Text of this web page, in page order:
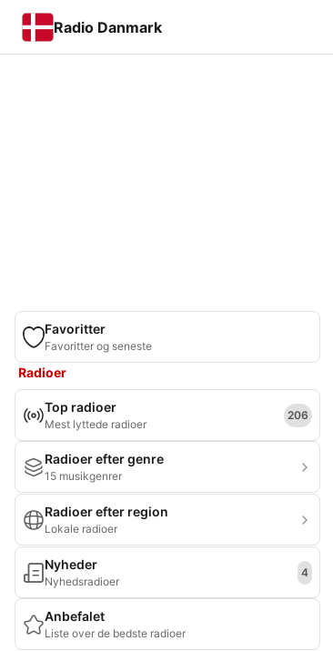
Radio Danmark
Favoritter
Favoritter og seneste
Radioer
Top radioer
Mest lyttede radioer
206
Radioer efter genre
15 musikgenrer
Radioer efter region
Lokale radioer
Nyheder
Nyhedsradioer
4
Anbefalet
Liste over de bedste radioer